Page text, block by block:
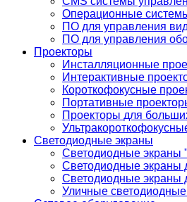
Операционные
ПО для управления
ПО для управления
Проекторы
Инсталляционные
Интерактивные
Короткофокусные
Портативные
Проекторы для
Светодиодные экраны
Светодиодные экраны
Светодиодные экраны
Светодиодные экраны
Уличные